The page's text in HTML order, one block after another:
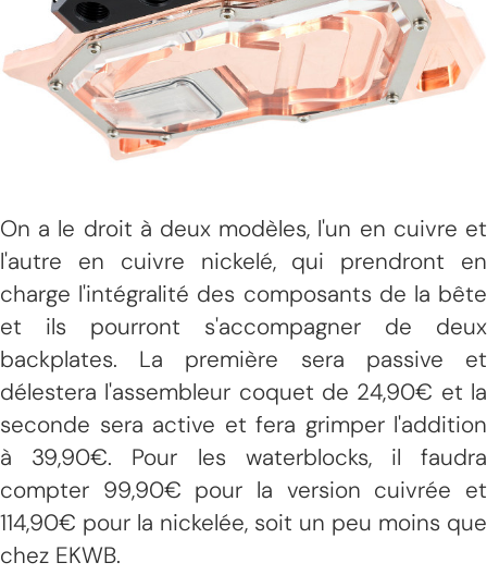
On a le droit à deux modèles, l'un en cuivre et
l'autre en cuivre nickelé, qui prendront en
charge l'intégralité des composants de la bête
et ils pourront s'accompagner de deux
backplates. La première sera passive et
délestera l'assembleur coquet de 24,90€ et la
seconde sera active et fera grimper l'addition
à 39,90€. Pour les waterblocks, il faudra
compter 99,90€ pour la version cuivrée et
114,90€ pour la nickelée, soit un peu moins que
chez EKWB.